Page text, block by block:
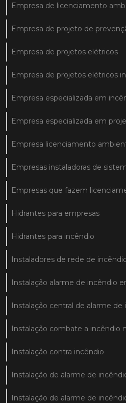
Empresa de licenciamento
Empresa de projeto de
Empresa de projetos elétricos
Empresa de projetos elétricos
Empresa especializada em
Empresa especializada em
Empresa licenciamento
Empresas instaladoras de
Empresas que fazem
Hidrantes para empresas
Hidrantes para incêndio
Instaladores de rede de
Instalação alarme de incêndio
Instalação central de alarme de
Instalação combate a incêndio
Instalação contra incêndio
Instalação de alarme de
Instalação de alarme de